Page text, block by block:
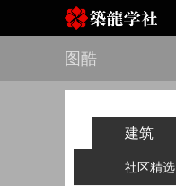
图酷
建筑
社区精选